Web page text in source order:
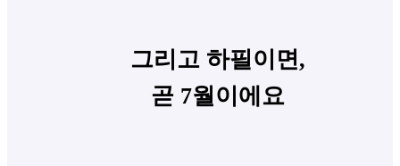
그리고 하필이면,
곧 7월이에요